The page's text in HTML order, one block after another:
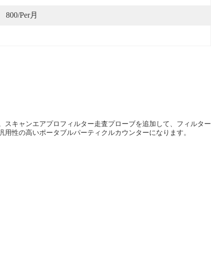
800/per月
キャンエアプロフィルター走査プローブを追加して、フィルター
性の高いポータブルパーティクルカウンターになります。